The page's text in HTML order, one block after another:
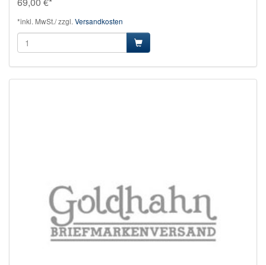
*inkl. MwSt./ zzgl. Versandkosten